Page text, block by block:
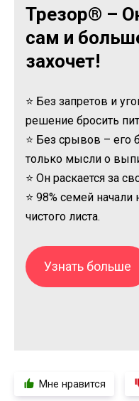
Трезор® –
сам и
захочет!
⭐ Без запретов и
решение бросить
⭐ Без срывов – его
только мысли о
⭐ Он раскается за
⭐ 98% семей
чистого листа.
Узнать больше
Мне нравится